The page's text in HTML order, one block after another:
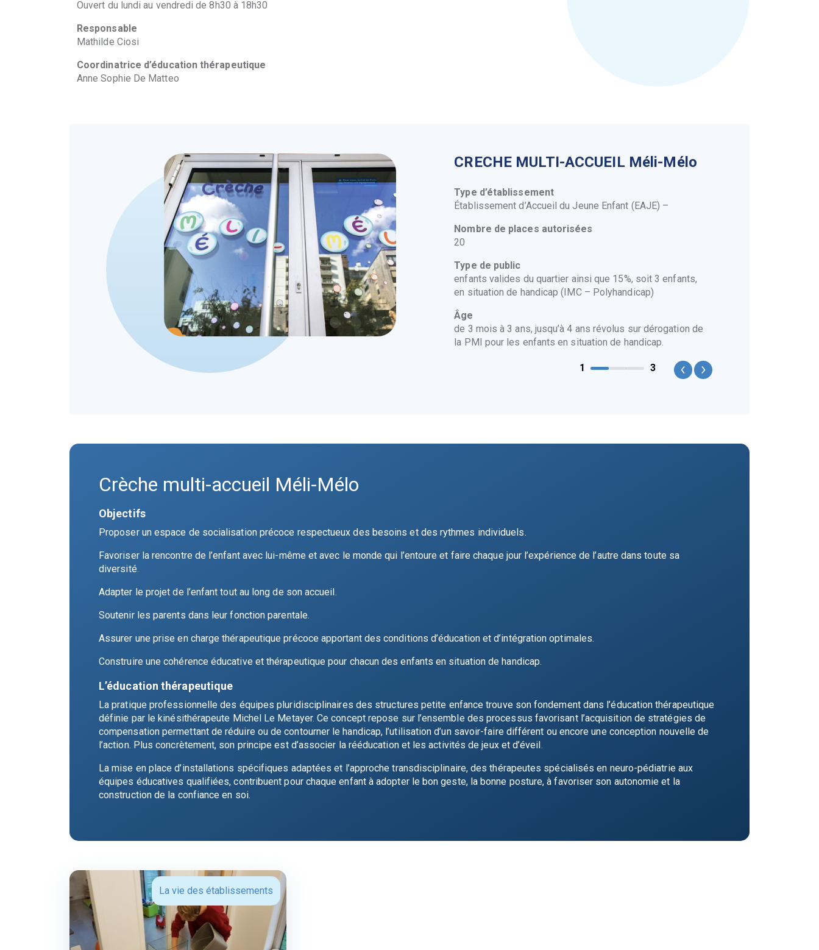
Ouvert du lundi au vendredi de 8h30 à 18h30
Responsable
Mathilde Ciosi
Coordinatrice d’éducation thérapeutique
Anne Sophie De Matteo
CRECHE MULTI-ACCUEIL Méli-Mélo
Type d’établissement
Établissement d’Accueil du Jeune Enfant (EAJE) –
Nombre de places autorisées
20
Type de public
enfants valides du quartier ainsi que 15%, soit 3 enfants,
en situation de handicap (IMC – Polyhandicap)
Âge
de 3 mois à 3 ans, jusqu’à 4 ans révolus sur dérogation de
la PMI pour les enfants en situation de handicap.
1
3
Crèche multi-accueil Méli-Mélo
Objectifs
Proposer un espace de socialisation précoce respectueux des besoins et des rythmes individuels.
Favoriser la rencontre de l’enfant avec lui-même et avec le monde qui l’entoure et faire chaque jour l’expérience de l’autre dans toute sa
diversité.
Adapter le projet de l’enfant tout au long de son accueil.
Soutenir les parents dans leur fonction parentale.
Assurer une prise en charge thérapeutique précoce apportant des conditions d’éducation et d’intégration optimales.
Construire une cohérence éducative et thérapeutique pour chacun des enfants en situation de handicap.
L’éducation thérapeutique
La pratique professionnelle des équipes pluridisciplinaires des structures petite enfance trouve son fondement dans l’éducation thérapeutique
définie par le kinésithérapeute Michel Le Metayer. Ce concept repose sur l’ensemble des processus favorisant l’acquisition de stratégies de
compensation permettant de réduire ou de contourner le handicap, l’utilisation d’un savoir-faire différent ou encore une conception nouvelle de
l’action. Plus concrètement, son principe est d’associer la rééducation et les activités de jeux et d’éveil.
La mise en place d’installations spécifiques adaptées et l’approche transdisciplinaire, des thérapeutes spécialisés en neuro-pédiatrie aux
équipes éducatives qualifiées, contribuent pour chaque enfant à adopter le bon geste, la bonne posture, à favoriser son autonomie et la
construction de la confiance en soi.
La vie des établissements